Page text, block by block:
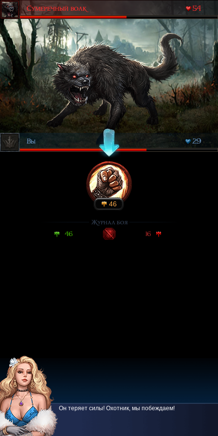
Сумеречный волк 54
Вы 29
46
Журнал боя
46
16
Он теряет силы! Охотник, мы побеждаем!